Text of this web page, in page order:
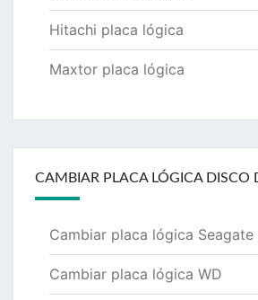
Hitachi placa lógica
Maxtor placa lógica
CAMBIAR PLACA LÓGICA DISCO
Cambiar placa lógica Seagate
Cambiar placa lógica WD